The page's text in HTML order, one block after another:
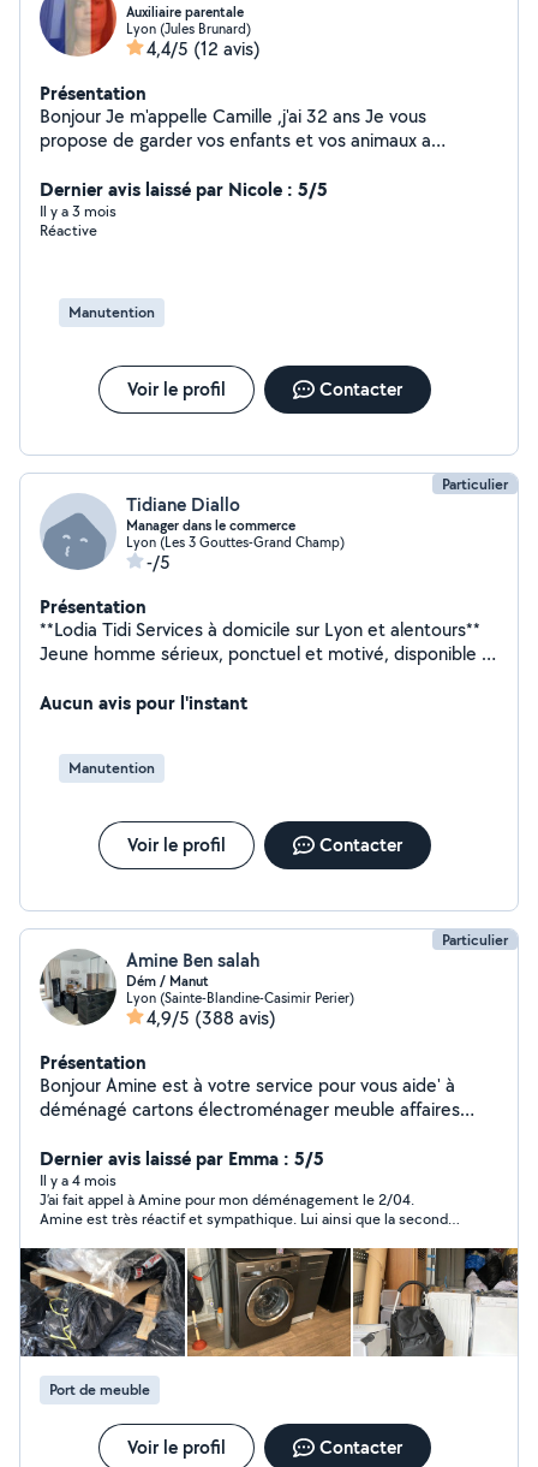
Auxiliaire parentale
Lyon (Jules Brunard)
4,4/5 (12 avis)
Présentation
Bonjour Je m'appelle Camille ,j'ai 32 ans Je vous
propose de garder vos enfants et vos animaux a
service aux personnes ainsi que du BAFA
Dernier avis laissé par Nicole : 5/5
Il y a 3 mois
Réactive
Manutention
Voir le profil Contacter
Particulier
Tidiane Diallo
Manager dans le commerce
Lyon (Les 3 Gouttes-Grand Champ)
-/5
Présentation
**Lodia Tidi Services à domicile sur Lyon et alentours**
Jeune homme sérieux, ponctuel et motivé, disponible à
tâches du quotidien. Services proposés : Ménage et
Montage et déplacement de meubles Nettoyage de
caves, garages et extérieurs Courses et diverses tâches
Déplacements possibles en transports en commun
me contacter pour toute demande ou renseignement.
Aucun avis pour l'instant
Manutention
Voir le profil Contacter
Particulier
Amine Ben salah
Dém / Manut
Lyon (Sainte-Blandine-Casimir Perier)
4,9/5 (388 avis)
Présentation
Bonjour Amine est à votre service pour vous aide' à
déménagé cartons électroménager meuble affaires
Montage et démontage Protection des affaires Travail
en toute sécurité et plein de confiance pour vous
satisfaire Débarrasser encombrants . Évacuation
déchets gravats Livraison manutention et transport de
colis 7 jours / 7 Disponible à tout moment Merci Amine
Dernier avis laissé par Emma : 5/5
Il y a 4 mois
J’ai fait appel à Amine pour mon déménagement le 2/04.
Amine est très réactif et sympathique. Lui ainsi que la seconde
professionnalisme. Emballage des électroménager, transport
des meubles fragile avec soin. Je recommande ce
professionnel qui a fait un travail impeccable et qui est d’une
très grande gentillesse !
Port de meuble
Voir le profil Contacter